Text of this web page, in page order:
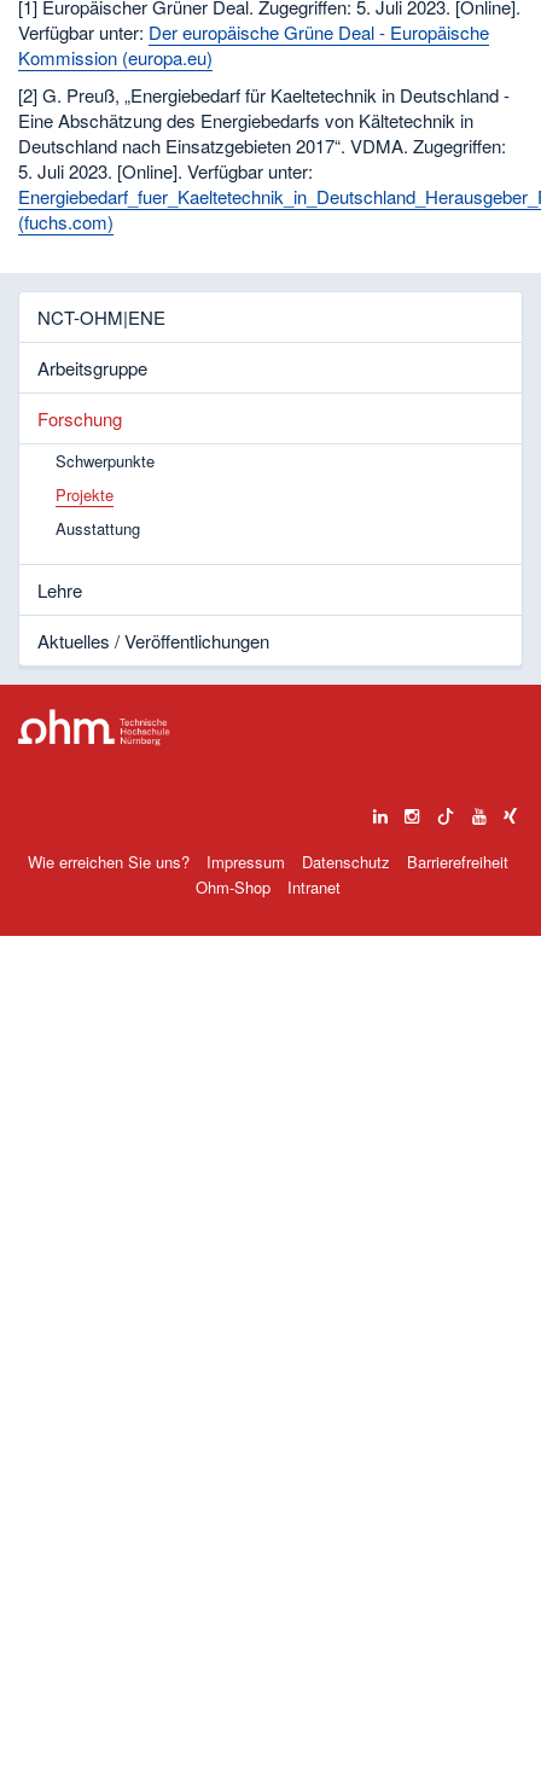
[1] Europäischer Grüner Deal. Zugegriffen: 5. Juli 2023. [Online].
Verfügbar unter: Der europäische Grüne Deal - Europäische
Kommission (europa.eu)
[2] G. Preuß, „Energiebedarf für Kaeltetechnik in Deutschland -
Eine Abschätzung des Energiebedarfs von Kältetechnik in
Deutschland nach Einsatzgebieten 2017“. VDMA. Zugegriffen:
5. Juli 2023. [Online]. Verfügbar unter:
(fuchs.com)
NCT-OHM|ENE
Arbeitsgruppe
Forschung
Schwerpunkte
Projekte
Ausstattung
Lehre
Aktuelles / Veröffentlichungen
Wie erreichen Sie uns? Impressum Datenschutz
Barrierefreiheit
Ohm-Shop
Intranet